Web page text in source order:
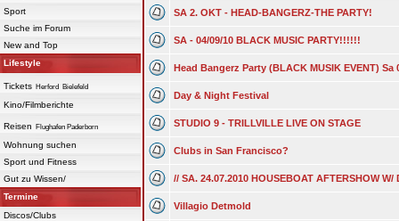
Sport
Suche im Forum
New and Top
Lifestyle
Tickets Herford Bielefeld
Kino/Filmberichte
Reisen Flughafen Paderborn
Wohnung suchen
Sport und Fitness
Gut zu Wissen/
Termine
Discos/Clubs
SA 2. OKT - HEAD-BANGERZ-THE PARTY!
SA - 04/09/10 BLACK MUSIC PARTY!!!!!!
Head Bangerz Party (BLACK MUSIK EVENT) Sa
Day & Night Festival
STUDIO 9 - TRILLVILLE LIVE ON STAGE
Clubs in San Francisco?
// SA. 24.07.2010 HOUSEBOAT AFTERSHOW W/
Villagio Detmold